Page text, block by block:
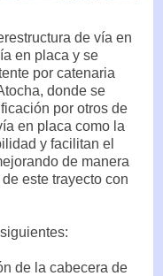
de vía en
en placa y se
por catenaria
donde se
por otros de
en placa como la
y facilitan el
de manera
este trayecto con
de la cabecera de